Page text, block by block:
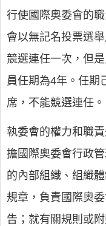
行使國際奧委會的
會以無記名投票選
競選連任一次，但
員任期為4年。任期
席，不能競選連任。
執委會的權力和職
擔國際奧委會行政
的內部組織、組織
規章，負責國際奧
告；就有關規則或